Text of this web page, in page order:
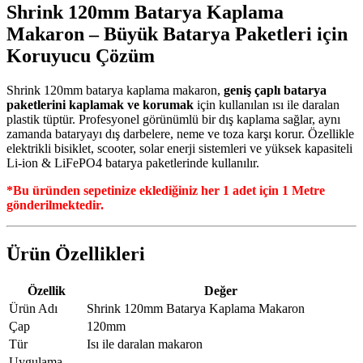
Shrink 120mm Batarya Kaplama
Makaron – Büyük Batarya Paketleri için
Koruyucu Çözüm
Shrink 120mm batarya kaplama makaron, geniş çaplı batarya
paketlerini kaplamak ve korumak için kullanılan ısı ile daralan
plastik tüptür. Profesyonel görünümlü bir dış kaplama sağlar, aynı
zamanda bataryayı dış darbelere, neme ve toza karşı korur. Özellikle
elektrikli bisiklet, scooter, solar enerji sistemleri ve yüksek kapasiteli
Li-ion & LiFePO4 batarya paketlerinde kullanılır.
*Bu üründen sepetinize eklediğiniz her 1 adet için 1 Metre
gönderilmektedir.
Ürün Özellikleri
Özellik
Değer
Ürün Adı
Shrink 120mm Batarya Kaplama Makaron
Çap
120mm
Tür
Isı ile daralan makaron